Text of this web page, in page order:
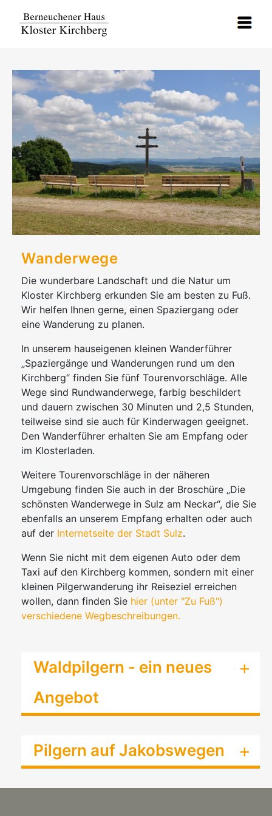
Wanderwege
Die wunderbare Landschaft und die Natur um
Kloster Kirchberg erkunden Sie am besten zu Fuß.
Wir helfen Ihnen gerne, einen Spaziergang oder
eine Wanderung zu planen.
In unserem hauseigenen kleinen Wanderführer
„Spaziergänge und Wanderungen rund um den
Kirchberg“ finden Sie fünf Tourenvorschläge. Alle
Wege sind Rundwanderwege, farbig beschildert
und dauern zwischen 30 Minuten und 2,5 Stunden,
teilweise sind sie auch für Kinderwagen geeignet.
Den Wanderführer erhalten Sie am Empfang oder
im Klosterladen.
Weitere Tourenvorschläge in der näheren
Umgebung finden Sie auch in der Broschüre „Die
schönsten Wanderwege in Sulz am Neckar“, die Sie
ebenfalls an unserem Empfang erhalten oder auch
auf der Internetseite der Stadt Sulz.
Wenn Sie nicht mit dem eigenen Auto oder dem
Taxi auf den Kirchberg kommen, sondern mit einer
kleinen Pilgerwanderung ihr Reiseziel erreichen
wollen, dann finden Sie hier (unter "Zu Fuß")
verschiedene Wegbeschreibungen.
Waldpilgern - ein neues
Angebot
Pilgern auf Jakobswegen